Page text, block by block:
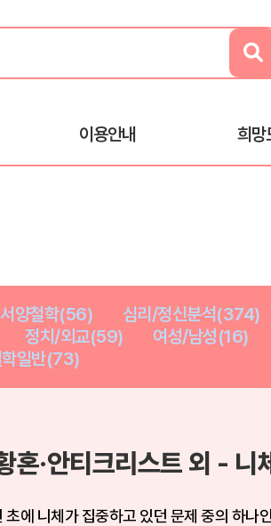
이용안내 희망
서양철학(56) 심리/정신분석(374)
정치/외교(59) 여성/남성(16)
학일반(73)
혼·안티크리스트 외 - 니
에 니체가 집중하고 있던 문제 중의 하나